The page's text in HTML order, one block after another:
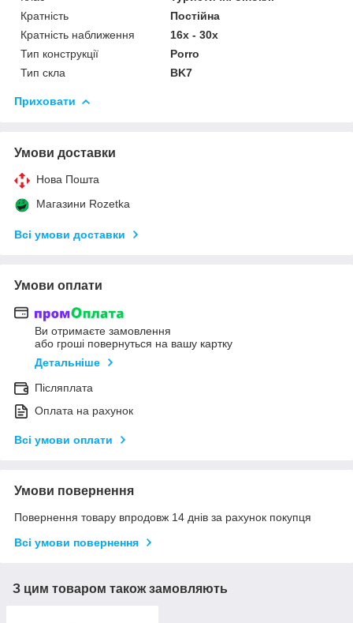
Кратність
Постійна
Кратність наближення
16x - 30х
Тип конструкції
Porro
Тип скла
BK7
Приховати
Умови доставки
Нова Пошта
Магазини Rozetka
Всі умови доставки
Умови оплати
Ви отримаєте замовлення
або гроші повернуться на вашу картку
Детальніше
Післяплата
Оплата на рахунок
Всі умови оплати
Умови повернення
Повернення товару впродовж 14 днів за рахунок покупця
Всі умови повернення
З цим товаром також замовляють